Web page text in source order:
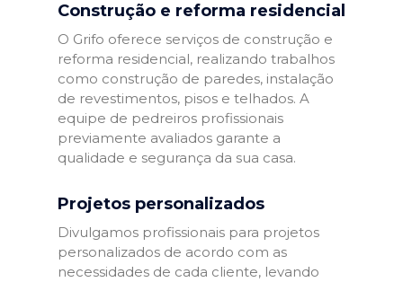
Construção e reforma residencial
O Grifo oferece serviços de construção e
reforma residencial, realizando trabalhos
como construção de paredes, instalação
de revestimentos, pisos e telhados. A
equipe de pedreiros profissionais
previamente avaliados garante a
qualidade e segurança da sua casa.
Projetos personalizados
Divulgamos profissionais para projetos
personalizados de acordo com as
necessidades de cada cliente, levando